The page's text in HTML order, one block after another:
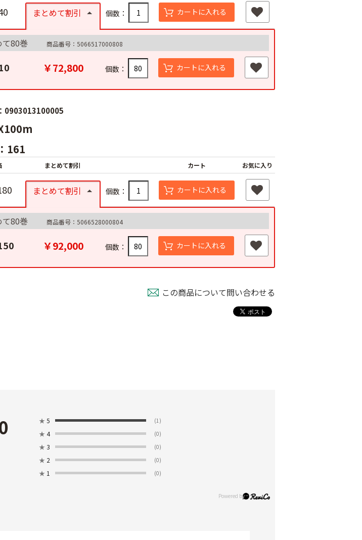
シ
ニチバン バッグシ
ーラー BS-2200
￥4,380
セキスイ 野菜結束
テープ 緑
￥1,180
ニチバンバックシ
ーラーBS-3200用
開封紙テープ
まとめて割引 個数： カートに入れる
て80巻 商品番号：5066517000808
￥72,800 個数： カートに入れる
0903013100005
161
まとめて割引 カート お気に入り
まとめて割引 個数： カートに入れる
て80巻 商品番号：5066528000804
￥92,000 個数： カートに入れる
この商品について問い合わせる
★ 5 (1)
★ 4 (0)
★ 3 (0)
★ 2 (0)
★ 1 (0)